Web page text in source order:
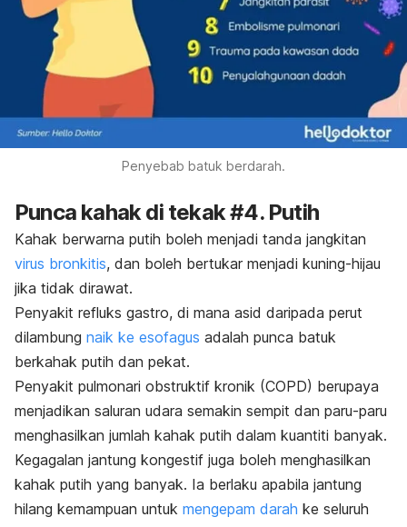
Penyebab batuk berdarah.
Punca kahak di tekak #4. Putih
Kahak berwarna putih boleh menjadi tanda jangkitan
virus bronkitis, dan boleh bertukar menjadi kuning-hijau
jika tidak dirawat.
Penyakit refluks gastro, di mana asid daripada perut
dilambung naik ke esofagus adalah punca batuk
berkahak putih dan pekat.
Penyakit pulmonari obstruktif kronik (COPD) berupaya
menjadikan saluran udara semakin sempit dan paru-paru
menghasilkan jumlah kahak putih dalam kuantiti banyak.
Kegagalan jantung kongestif juga boleh menghasilkan
kahak putih yang banyak. Ia berlaku apabila jantung
hilang kemampuan untuk mengepam darah ke seluruh